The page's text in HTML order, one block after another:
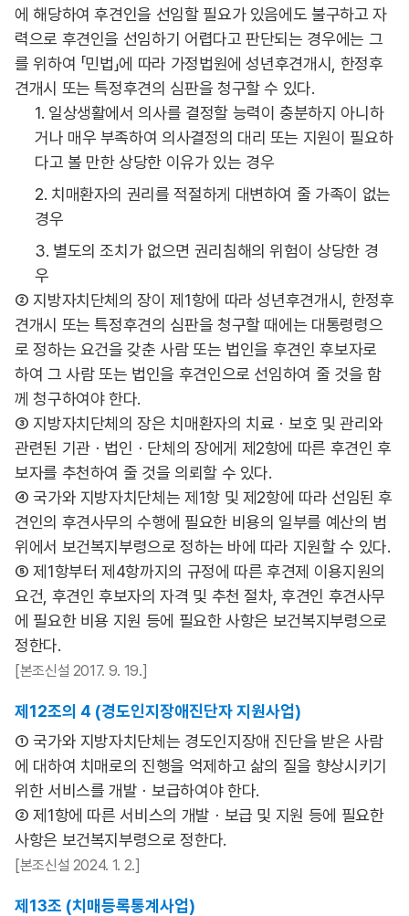
에 해당하여 후견인을 선임할 필요가 있음에도 불구하고 자
력으로 후견인을 선임하기 어렵다고 판단되는 경우에는 그
를 위하여 「민법」에 따라 가정법원에 성년후견개시, 한정후
견개시 또는 특정후견의 심판을 청구할 수 있다.
1. 일상생활에서 의사를 결정할 능력이 충분하지 아니하
거나 매우 부족하여 의사결정의 대리 또는 지원이 필요하
다고 볼 만한 상당한 이유가 있는 경우
2. 치매환자의 권리를 적절하게 대변하여 줄 가족이 없는
경우
3. 별도의 조치가 없으면 권리침해의 위험이 상당한 경
우
② 지방자치단체의 장이 제1항에 따라 성년후견개시, 한정후
견개시 또는 특정후견의 심판을 청구할 때에는 대통령령으
로 정하는 요건을 갖춘 사람 또는 법인을 후견인 후보자로
하여 그 사람 또는 법인을 후견인으로 선임하여 줄 것을 함
께 청구하여야 한다.
③ 지방자치단체의 장은 치매환자의 치료ㆍ보호 및 관리와
관련된 기관ㆍ법인ㆍ단체의 장에게 제2항에 따른 후견인 후
보자를 추천하여 줄 것을 의뢰할 수 있다.
④ 국가와 지방자치단체는 제1항 및 제2항에 따라 선임된 후
견인의 후견사무의 수행에 필요한 비용의 일부를 예산의 범
위에서 보건복지부령으로 정하는 바에 따라 지원할 수 있다.
⑤ 제1항부터 제4항까지의 규정에 따른 후견제 이용지원의
요건, 후견인 후보자의 자격 및 추천 절차, 후견인 후견사무
에 필요한 비용 지원 등에 필요한 사항은 보건복지부령으로
정한다.
[본조신설 2017. 9. 19.]
제12조의 4 (경도인지장애진단자 지원사업)
① 국가와 지방자치단체는 경도인지장애 진단을 받은 사람
에 대하여 치매로의 진행을 억제하고 삶의 질을 향상시키기
위한 서비스를 개발ㆍ보급하여야 한다.
② 제1항에 따른 서비스의 개발ㆍ보급 및 지원 등에 필요한
사항은 보건복지부령으로 정한다.
[본조신설 2024. 1. 2.]
제13조 (치매등록통계사업)